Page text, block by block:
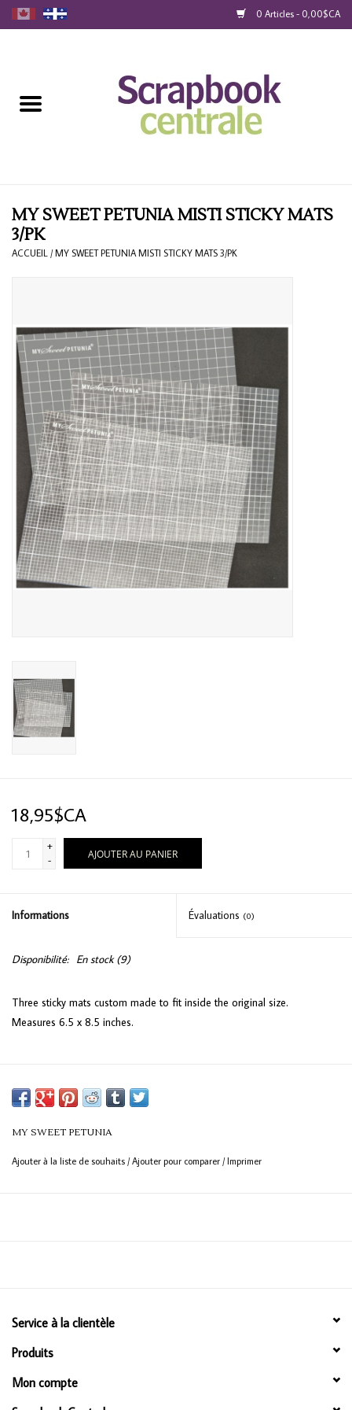
0 Articles - 0,00$CA
Fidélité
Blog
MY SWEET PETUNIA MISTI STICKY MATS
3/PK
ACCUEIL /MY SWEET PETUNIA MISTI STICKY MATS 3/PK
18,95$CA
+
-
AJOUTER AU PANIER
Informations Évaluations (0)
Disponibilité: En stock(9)
Three sticky mats custom made to fit inside the original size.
Measures 6.5 x 8.5 inches.
MY SWEET PETUNIA
Ajouter à la liste de souhaits /Ajouter pour comparer /Imprimer
Service à la clientèle
Produits
Mon compte